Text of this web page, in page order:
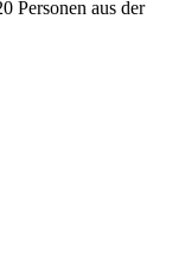
Personen aus der